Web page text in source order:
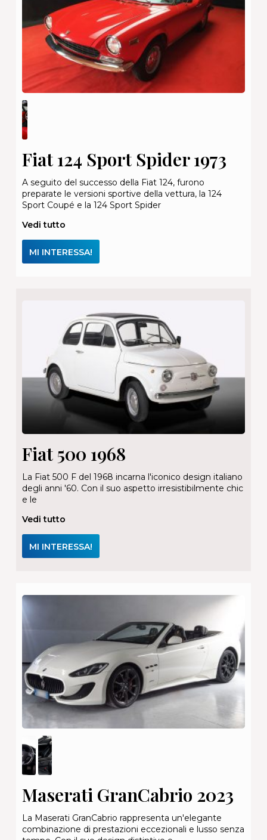
Fiat 124 Sport Spider 1973
A seguito del successo della Fiat 124, furono
preparate le versioni sportive della vettura, la 124
Sport Coupé e la 124 Sport Spider
Vedi tutto
MI INTERESSA!
Fiat 500 1968
La Fiat 500 F del 1968 incarna l'iconico design italiano
degli anni '60. Con il suo aspetto irresistibilmente chic
e le
Vedi tutto
MI INTERESSA!
Maserati GranCabrio 2023
La Maserati GranCabrio rappresenta un'elegante
combinazione di prestazioni eccezionali e lusso senza